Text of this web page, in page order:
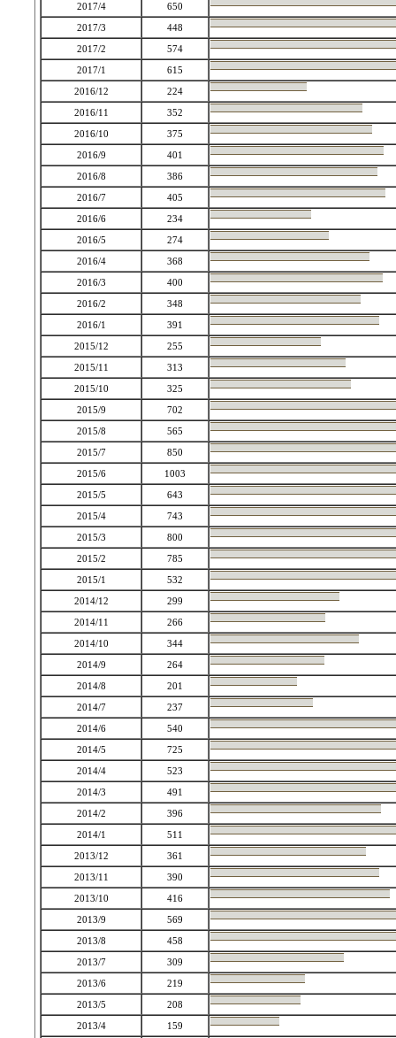
2017/4
650
2017/3
448
2017/2
574
2017/1
615
2016/12
224
2016/11
352
2016/10
375
2016/9
401
2016/8
386
2016/7
405
2016/6
234
2016/5
274
2016/4
368
2016/3
400
2016/2
348
2016/1
391
2015/12
255
2015/11
313
2015/10
325
2015/9
702
2015/8
565
2015/7
850
2015/6
1003
2015/5
643
2015/4
743
2015/3
800
2015/2
785
2015/1
532
2014/12
299
2014/11
266
2014/10
344
2014/9
264
2014/8
201
2014/7
237
2014/6
540
2014/5
725
2014/4
523
2014/3
491
2014/2
396
2014/1
511
2013/12
361
2013/11
390
2013/10
416
2013/9
569
2013/8
458
2013/7
309
2013/6
219
2013/5
208
2013/4
159